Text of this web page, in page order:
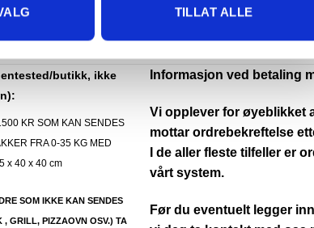
TILLAT ALLE
butikk, ikke
KR SOM KAN SENDES
FRA 0-35 KG MED
x 40 x 40 cm
SOM IKKE KAN SENDES
GRILL, PIZZAOVN OSV.) TA
Informasjon ved betaling
Vi opplever for øyeblikket
mottar ordrebekreftelse
I de aller fleste tilfeller er
vårt system.
Før du eventuelt legger